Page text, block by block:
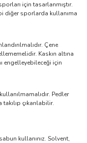
için tasarlanmıştır.
diğer sporlarda kullanıma
Çene
Kaskın altına
engelleyebileceği için
Pedler
çıkarılabilir.
kullanınız. Solvent,